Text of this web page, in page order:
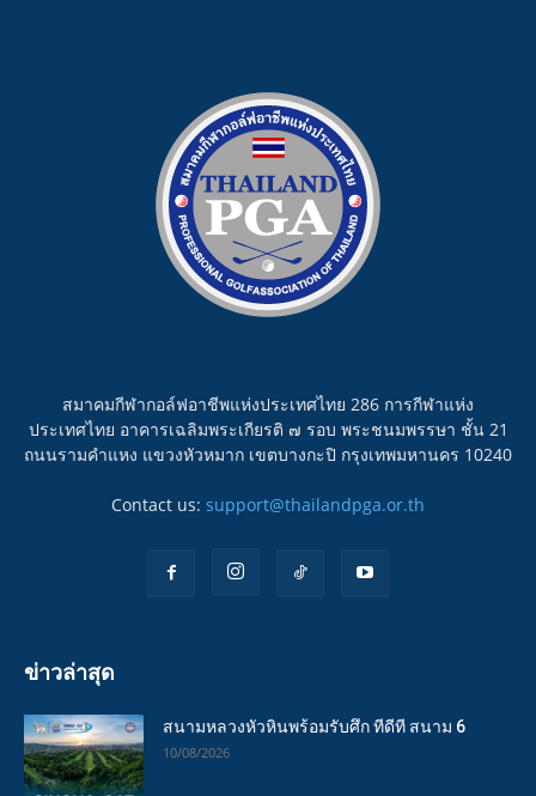
สมาคมกีฬากอล์ฟอาชีพแห่งประเทศไทย 286 การกีฬาแห่ง
ประเทศไทย อาคารเฉลิมพระเกียรติ ๗ รอบ พระชนมพรรษา ชั้น 21
ถนนรามคำแหง แขวงหัวหมาก เขตบางกะปิ กรุงเทพมหานคร 10240
Contact us: support@thailandpga.or.th
ข่าวล่าสุด
สนามหลวงหัวหินพร้อมรับศึก ทีดีที สนาม 6
10/08/2026